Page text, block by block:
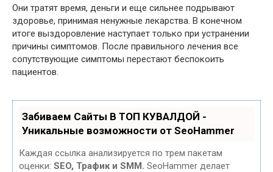
Они тратят время, деньги и еще сильнее подрывают
здоровье, принимая ненужные лекарства. В конечном
итоге выздоровление наступает только при устранении
причины симптомов. После правильного лечения все
сопутствующие симптомы перестают беспокоить
пациентов.
Забиваем Сайты В ТОП КУВАЛДОЙ -
Уникальные возможности от SeoHammer
Каждая ссылка анализируется по трем пакетам
оценки: SEO, Трафик и SMM. SeoHammer делает